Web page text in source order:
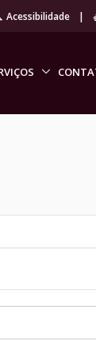
Acessibilidade |